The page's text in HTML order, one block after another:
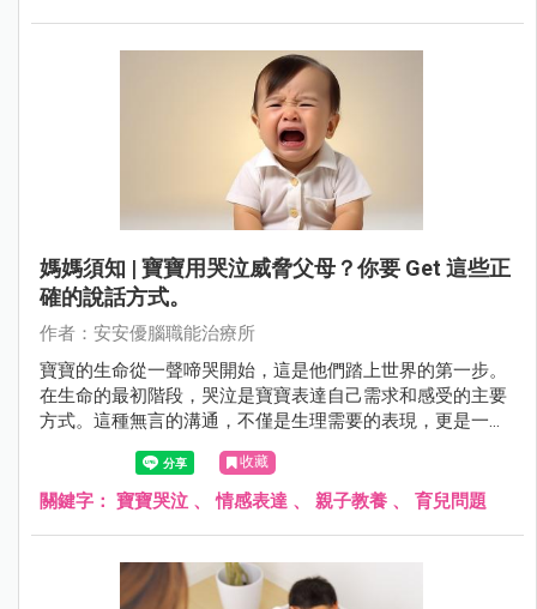
媽媽須知 | 寶寶用哭泣威脅父母？你要 Get 這些正
確的說話方式。
作者：安安優腦職能治療所
寶寶的生命從一聲啼哭開始，這是他們踏上世界的第一步。
在生命的最初階段，哭泣是寶寶表達自己需求和感受的主要
方式。這種無言的溝通，不僅是生理需要的表現，更是一種
自我語言訓練的基礎。從每天哭累計數小時到慢慢轉變為更
為複雜的情感表達，寶寶在這個過程中不僅學會了與世界互
動，還培養了一種基本的溝通能力。然而，隨著寶寶的成
一個值得注意的階段，因為過度縱容可能導致寶寶形成哭泣
的習慣，影響到他們未來的情感表達和應對能力。
收藏
關鍵字： 寶寶哭泣 、情感表達 、 親子教養 、 育兒問題